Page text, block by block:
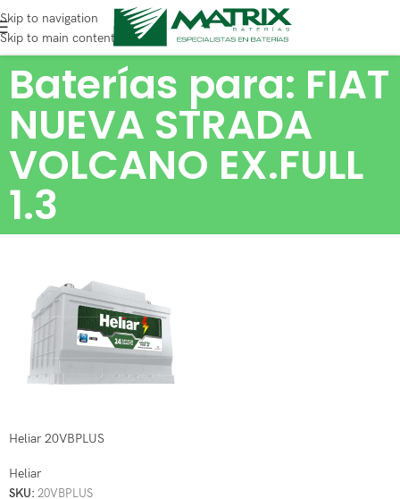
Skip to navigation
Skip to main content
Baterías para: FIAT
NUEVA STRADA
VOLCANO EX.FULL
1.3
Heliar 20VBPLUS
Heliar
SKU: 20VBPLUS